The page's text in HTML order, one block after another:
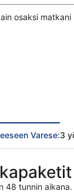
osaksi matkani
Varese:3
48 tunnin